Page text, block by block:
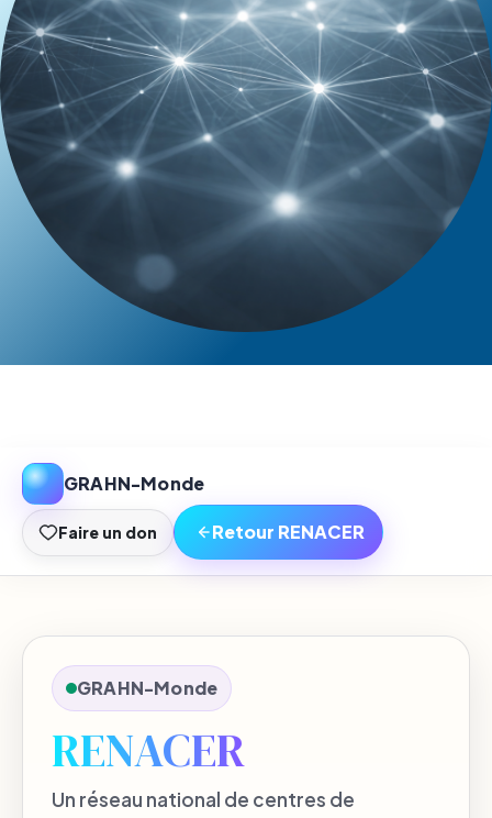
GRAHN-Monde
Faire un don Retour RENACER
GRAHN-Monde
RENACER
Un réseau national de centres de